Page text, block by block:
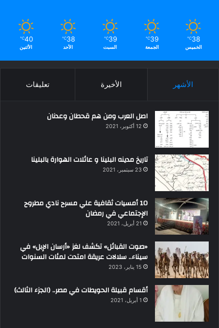
38
℃
الخميس
39
℃
الجمعة
39
℃
السبت
38
℃
الأحد
40
℃
الأثنين
الأشهر الأخيرة تعليقات
اصل العرب ومن هم قحطان وعدنان
12 أكتوبر، 2021
تاريخ مدينه البلينا و عائلات الهوارة بالبلينا
23 سبتمبر، 2021
10 أمسيات ثقافية علي مسرح نادي مطروح
الإجتماعي في رمضان
21 أبريل، 2021
«صوت القبائل» تكشف لغز «أرسان الإبل» في
سيناء.. سلالات عريقة امتدت لمئات السنوات
15 يناير، 2023
أقسام قبيلة الحويطات في مصر.. (الجزء الثالث)
1 أبريل، 2021